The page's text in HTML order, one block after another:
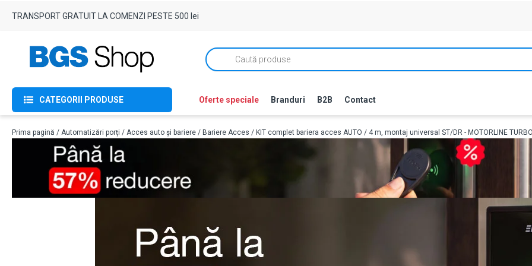
TRANSPORT GRATUIT LA COMENZI PESTE 500 lei
Products
search
CATEGORII PRODUSE Oferte speciale Branduri B2B Contact
Prima pagină / Automatizări porți / Acces auto și bariere / Bariere Acces / KIT complet bariera acces AUTO / 4 m, montaj universal ST/DR - MOTORLINE